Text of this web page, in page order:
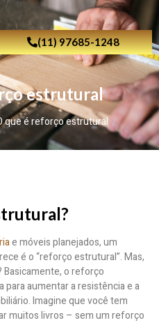
(11) 97685-1248
estrutural
que é reforço estrutural
e móveis planejados, um
é o “reforço estrutural”. Mas,
o reforço
aumentar a resistência e a
Imagine que você tem
muitos livros – sem um reforço